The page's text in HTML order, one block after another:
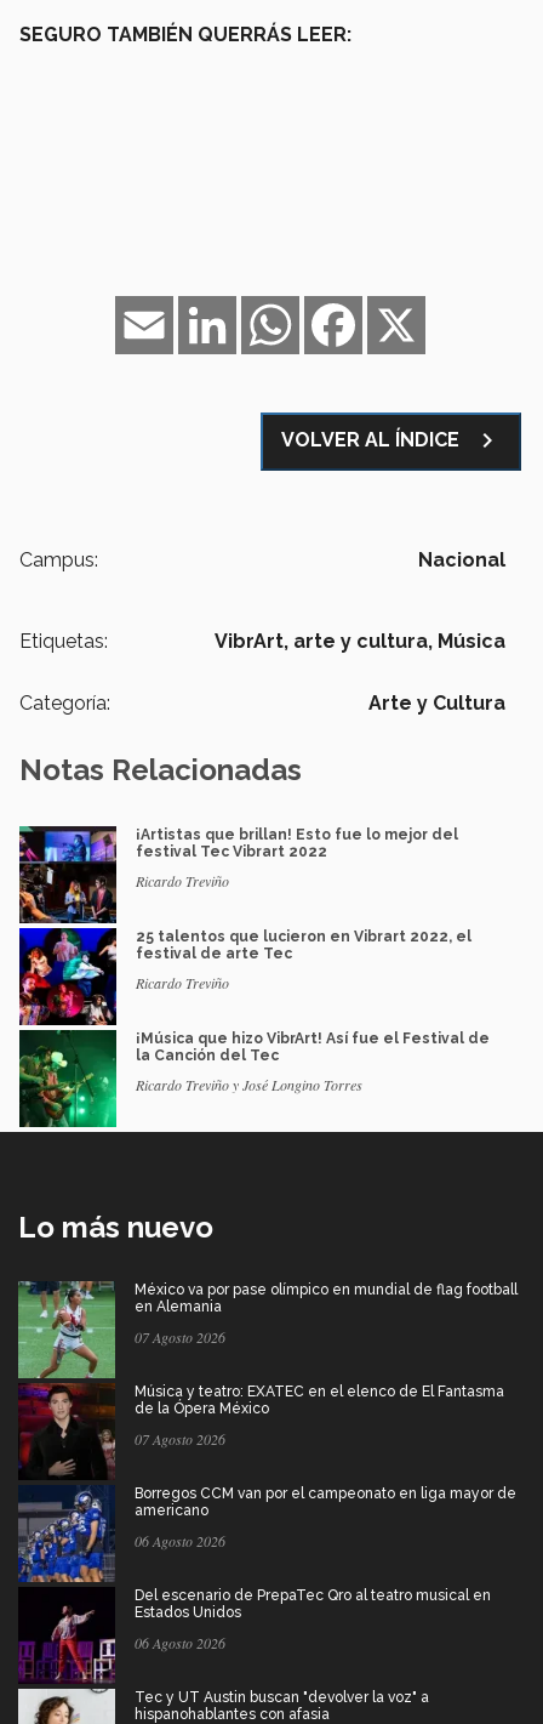
SEGURO TAMBIÉN QUERRÁS LEER:
Facebook
WhatsApp
LinkedIn
Email
VOLVER AL ÍNDICE navigate_next
Campus: Nacional
Etiquetas: VibrArt, arte y cultura, Música
Categoría: Arte y Cultura
Notas Relacionadas
¡Artistas que brillan! Esto fue lo mejor del
festival Tec Vibrart 2022
Ricardo Treviño
25 talentos que lucieron en Vibrart 2022, el
festival de arte Tec
Ricardo Treviño
¡Música que hizo VibrArt! Así fue el Festival de
la Canción del Tec
Ricardo Treviño y José Longino Torres
Lo más nuevo
México va por pase olímpico en mundial de flag football
en Alemania
07 Agosto 2026
Música y teatro: EXATEC en el elenco de El Fantasma
de la Ópera México
07 Agosto 2026
Borregos CCM van por el campeonato en liga mayor de
americano
06 Agosto 2026
Del escenario de PrepaTec Qro al teatro musical en
Estados Unidos
06 Agosto 2026
Tec y UT Austin buscan "devolver la voz" a
hispanohablantes con afasia